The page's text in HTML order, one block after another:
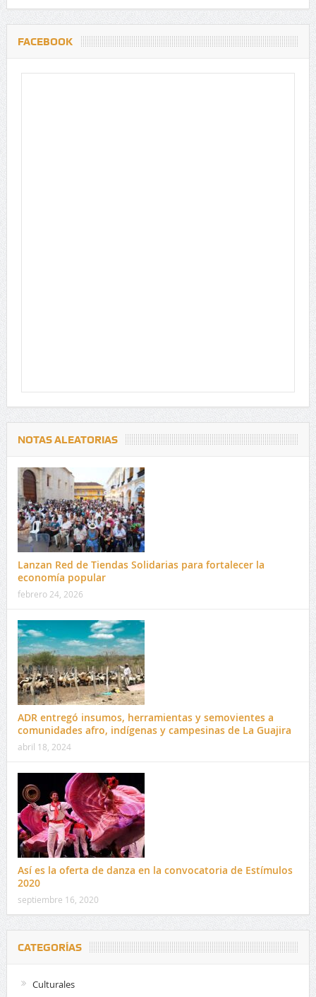
FACEBOOK
NOTAS ALEATORIAS
Lanzan Red de Tiendas Solidarias para fortalecer la
economía popular
febrero 24, 2026
ADR entregó insumos, herramientas y semovientes a
comunidades afro, indígenas y campesinas de La Guajira
abril 18, 2024
Así es la oferta de danza en la convocatoria de Estímulos
2020
septiembre 16, 2020
CATEGORÍAS
Culturales